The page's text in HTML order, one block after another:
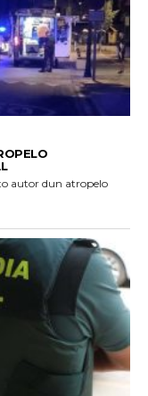
autor dun atropelo